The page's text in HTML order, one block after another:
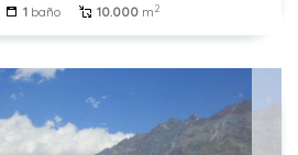
1 baño 10.000 m2